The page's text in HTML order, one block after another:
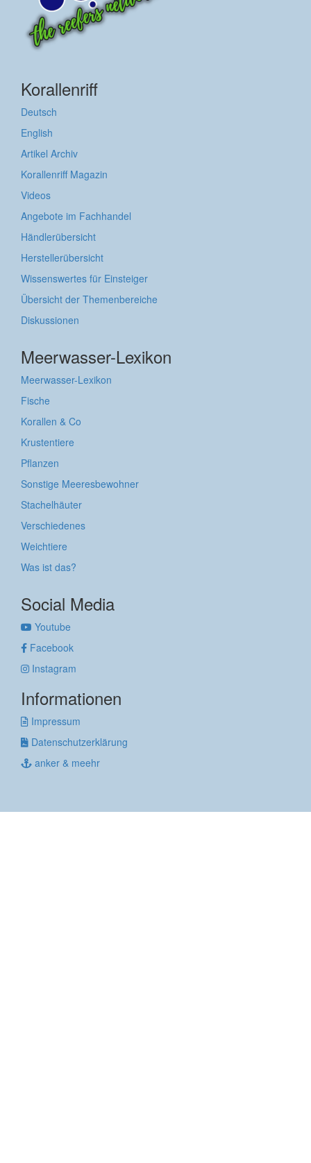
Korallenriff
Deutsch
English
Artikel Archiv
Korallenriff Magazin
Videos
Angebote im Fachhandel
Händlerübersicht
Herstellerübersicht
Wissenswertes für Einsteiger
Übersicht der Themenbereiche
Diskussionen
Meerwasser-Lexikon
Meerwasser-Lexikon
Fische
Korallen & Co
Krustentiere
Pflanzen
Sonstige Meeresbewohner
Stachelhäuter
Verschiedenes
Weichtiere
Was ist das?
Social Media
Youtube
Facebook
Instagram
Informationen
Impressum
Datenschutzerklärung
anker & meehr